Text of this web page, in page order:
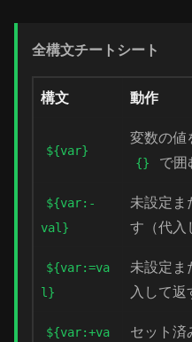
全構文チートシート
構文 動作
${var}
変数の値
{} で囲
${var:-
val}
未設定ま
す（代入
${var:=va
l}
未設定ま
入して返
${var:+va
セット済